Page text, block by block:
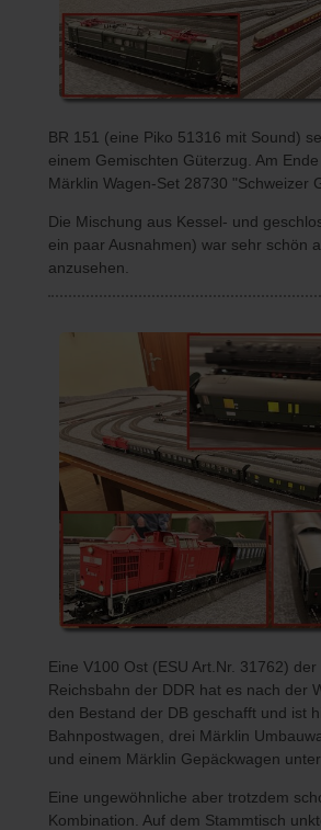
BR 151 (eine Piko 51316 mit Sound)
einem Gemischten Güterzug. Am
Märklin Wagen-Set 28730 "Schweizer
Die Mischung aus Kessel- und
ein paar Ausnahmen) war sehr schön
anzusehen.
Eine V100 Ost (ESU Art.Nr. 31762)
Reichsbahn der DDR hat es nach der
den Bestand der DB geschafft und ist
Bahnpostwagen, drei Märklin
und einem Märklin Gepäckwagen
Eine ungewöhnliche aber trotzdem
Kombination. Auf dem Stammtisch